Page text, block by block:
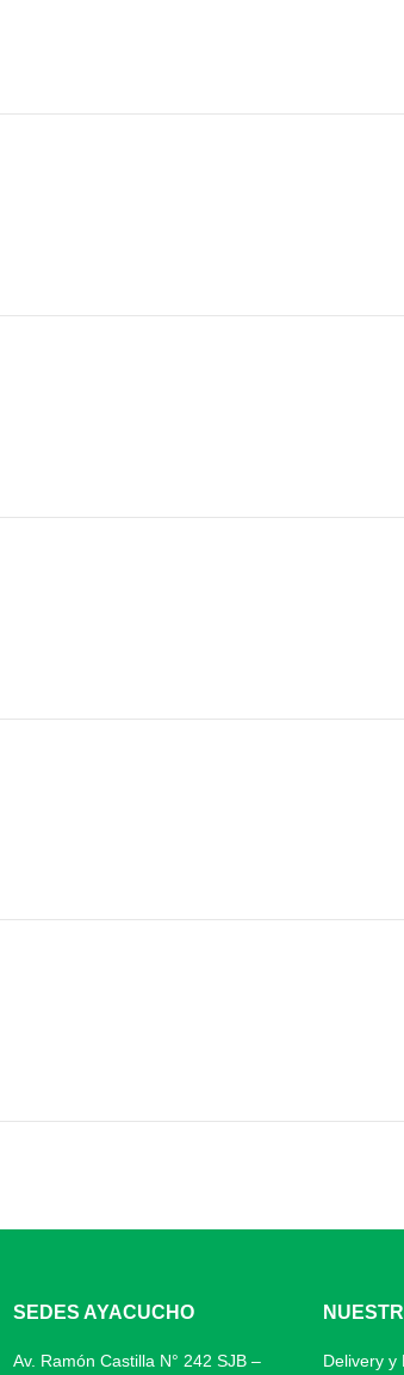
Leer más
Añadir al carrito
Leer más
Añadir al carrito
Añadir al carrito
Leer más
SEDES AYACUCHO
Av. Ramón Castilla N° 242 SJB – Delivery y